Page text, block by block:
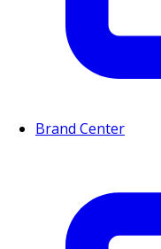
Brand Center